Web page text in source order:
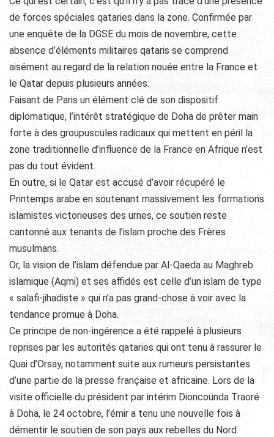
de forces spéciales qataries dans la zone. Confirmée par
une enquête de la DGSE du mois de novembre, cette
absence d’éléments militaires qataris se comprend
aisément au regard de la relation nouée entre la France et
le Qatar depuis plusieurs années.
Faisant de Paris un élément clé de son dispositif
diplomatique, l’intérêt stratégique de Doha de prêter main
forte à des groupuscules radicaux qui mettent en péril la
zone traditionnelle d’influence de la France en Afrique n’est
pas du tout évident.
En outre, si le Qatar est accusé d’avoir récupéré le
Printemps arabe en soutenant massivement les formations
islamistes victorieuses des urnes, ce soutien reste
cantonné aux tenants de l’islam proche des Frères
musulmans.
Or, la vision de l’islam défendue par Al-Qaeda au Maghreb
islamique (Aqmi) et ses affidés est celle d’un islam de type
« salafi-jihadiste » qui n’a pas grand-chose à voir avec la
tendance promue à Doha.
Ce principe de non-ingérence a été rappelé à plusieurs
reprises par les autorités qataries qui ont tenu à rassurer le
Quai d’Orsay, notamment suite aux rumeurs persistantes
d’une partie de la presse française et africaine. Lors de la
visite officielle du président par intérim Dioncounda Traoré
à Doha, le 24 octobre, l’émir a tenu une nouvelle fois à
démentir le soutien de son pays aux rebelles du Nord.